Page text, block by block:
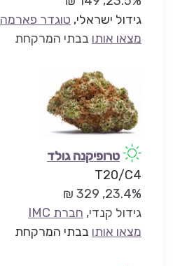
גידול ישראלי, טוגדר פארמה
מצאו אותו בבתי המרקחת
טרופיקנה גולד
T20/C4
23.4%, 329 ₪
גידול קנדי, חברת IMC
מצאו אותו בבתי המרקחת